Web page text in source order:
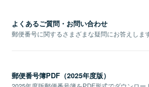
よくあるご質問・お問い合わせ
郵便番号に関するさまざまな疑問にお答えします
郵便番号簿PDF（2025年度版）